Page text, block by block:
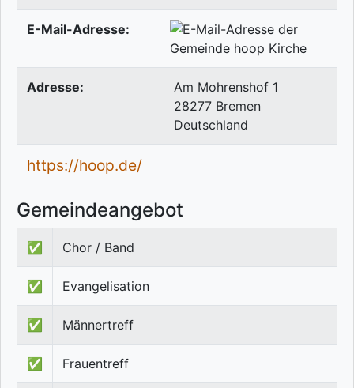
E-Mail-Adresse:
Adresse:
Am Mohrenshof 1
28277 Bremen
Deutschland
https://hoop.de/
Gemeindeangebot
✅ Chor / Band
✅ Evangelisation
✅ Männertreff
✅ Frauentreff